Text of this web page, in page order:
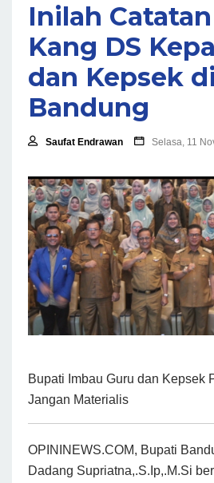
Inilah
Kang DS
dan Kepsek
Bandung
Saufat Endrawan Selasa, 11
Bupati Imbau Guru dan Kepsek
Jangan Materialis
OPININEWS.COM, Bupati
Dadang Supriatna,.S.Ip,.M.Si